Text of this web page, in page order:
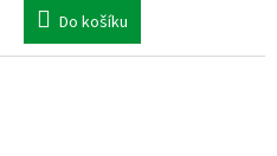
Do košíku